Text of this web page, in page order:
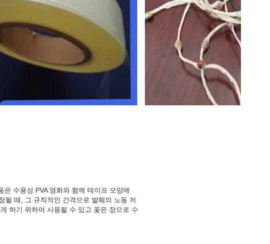
은 수용성 PVA 영화와 함께 테이프 모양에
될 때, 그 규칙적인 간격으로 발췌의 노동 저
하기 위하여 사용될 수 있고 꽃은 장으로 수